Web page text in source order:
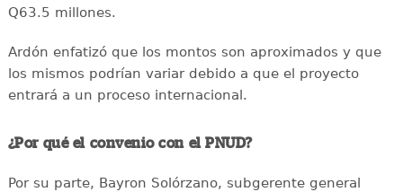
Q63.5 millones.
Ardón enfatizó que los montos son aproximados y que
los mismos podrían variar debido a que el proyecto
entrará a un proceso internacional.
¿Por qué el convenio con el PNUD?
Por su parte, Bayron Solórzano, subgerente general